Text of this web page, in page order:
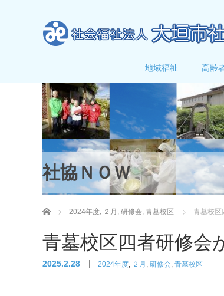
地域福祉 高齢
社協ＮＯＷ
ホーム 2024年度 ２月 研修会 青墓校区 青墓校区
青墓校区四者研修会
2025.2.28 2024年度 ２月 研修会 青墓校区